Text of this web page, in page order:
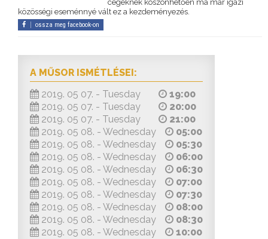
cégeknek köszönhetően ma már igazi
közösségi eseménnyé vált ez a kezdeményezés.
ossza meg facebook-on
A MŰSOR ISMÉTLÉSEI:
2019. 05 07. - Tuesday
19:00
2019. 05 07. - Tuesday
20:00
2019. 05 07. - Tuesday
21:00
2019. 05 08. - Wednesday
05:00
2019. 05 08. - Wednesday
05:30
2019. 05 08. - Wednesday
06:00
2019. 05 08. - Wednesday
06:30
2019. 05 08. - Wednesday
07:00
2019. 05 08. - Wednesday
07:30
2019. 05 08. - Wednesday
08:00
2019. 05 08. - Wednesday
08:30
2019. 05 08. - Wednesday
10:00